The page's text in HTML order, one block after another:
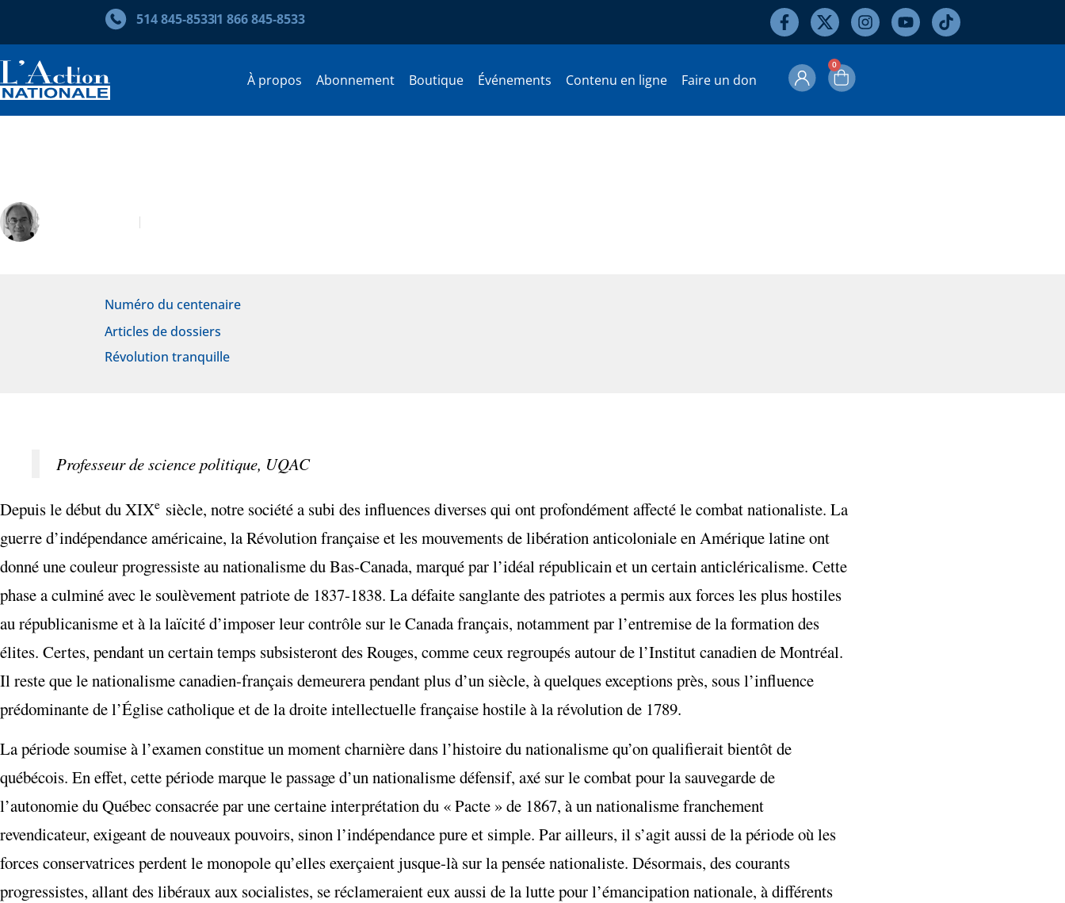
514 845‑85331 866 845‑8533
À propos Abonnement Boutique Événements Contenu en ligne Faire un don
0
Numéro du centenaire
Articles de dossiers
Révolution tranquille
Professeur de science politique, UQAC
Depuis le début du XIXe siècle, notre société a subi des influences diverses qui ont profondément affecté le combat nationaliste. La
guerre d’indépendance américaine, la Révolution française et les mouvements de libération anticoloniale en Amérique latine ont
donné une couleur progressiste au nationalisme du Bas-Canada, marqué par l’idéal républicain et un certain anticléricalisme. Cette
phase a culminé avec le soulèvement patriote de 1837-1838. La défaite sanglante des patriotes a permis aux forces les plus hostiles
au républicanisme et à la laïcité d’imposer leur contrôle sur le Canada français, notamment par l’entremise de la formation des
élites. Certes, pendant un certain temps subsisteront desRouges, comme ceux regroupés autour de l’Institut canadien de Montréal.
Il reste que le nationalisme canadien-français demeurera pendant plus d’un siècle, à quelques exceptions près, sous l’influence
prédominante de l’Église catholique et de la droite intellectuelle française hostile à la révolution de 1789.
La période soumise à l’examen constitue un moment charnière dans l’histoire du nationalisme qu’on qualifierait bientôt de
québécois. En effet, cette période marque le passage d’un nationalisme défensif, axé sur le combat pour la sauvegarde de
l’autonomie du Québec consacrée par une certaine interprétation du « Pacte » de 1867, à un nationalisme franchement
revendicateur, exigeant de nouveaux pouvoirs, sinon l’indépendance pure et simple. Par ailleurs, il s’agit aussi de la période où les
forces conservatrices perdent le monopole qu’elles exerçaient jusque-là sur la pensée nationaliste. Désormais, des courants
progressistes, allant des libéraux aux socialistes, se réclameraient eux aussi de la lutte pour l’émancipation nationale, à différents